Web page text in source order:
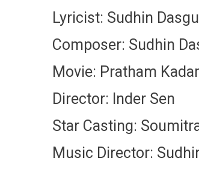
Lyricist: Sudhin
Composer: Sudhin
Movie: Pratham
Director: Inder Sen
Star Casting:
Music Director: